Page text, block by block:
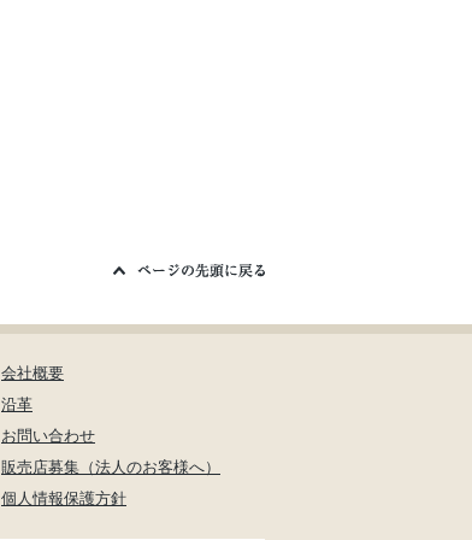
会社概要
沿革
お問い合わせ
販売店募集（法人のお客様へ）
個人情報保護方針